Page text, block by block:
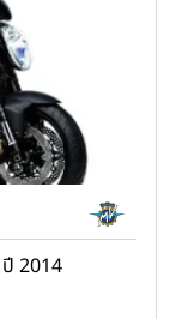
2014